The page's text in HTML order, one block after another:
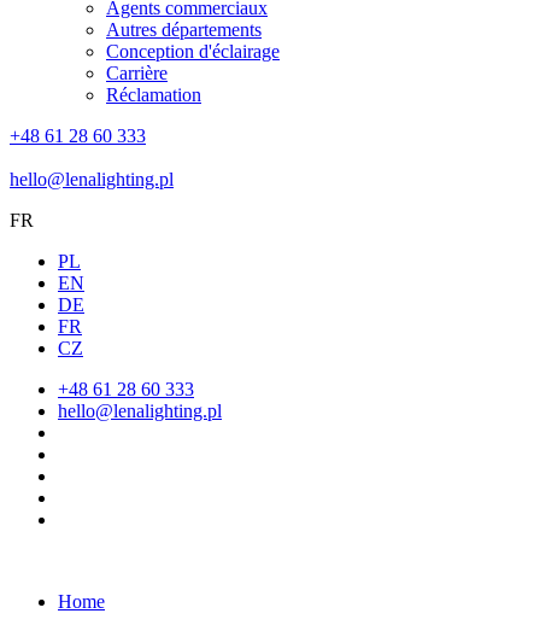
Agents commerciaux
Autres départements
Conception d'éclairage
Carrière
Réclamation
+48 61 28 60 333
hello@lenalighting.pl
FR
PL
EN
DE
FR
CZ
+48 61 28 60 333
hello@lenalighting.pl
Home